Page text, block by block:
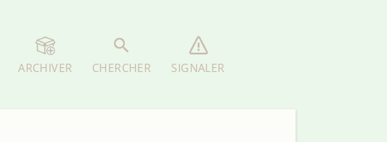
ARCHIVER CHERCHER SIGNALER